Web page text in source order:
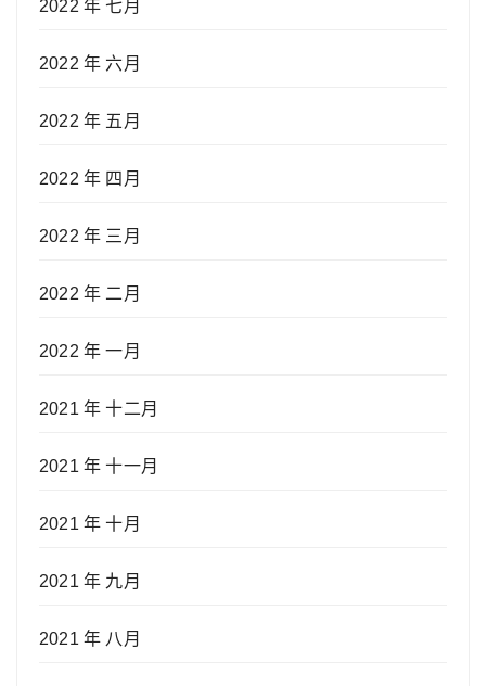
2022 年 七月
2022 年 六月
2022 年 五月
2022 年 四月
2022 年 三月
2022 年 二月
2022 年 一月
2021 年 十二月
2021 年 十一月
2021 年 十月
2021 年 九月
2021 年 八月